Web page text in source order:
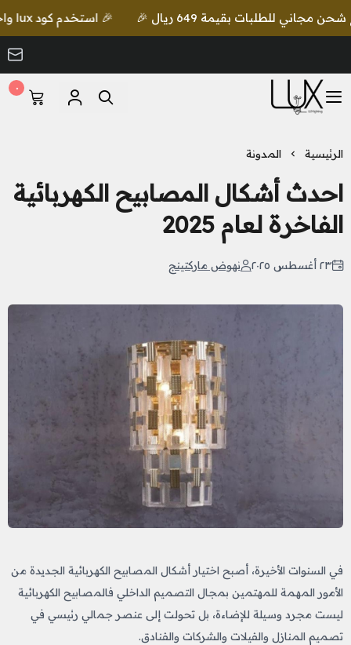
🎉 استخدم كود lux واحصل على خصم إضافي مع شحن مجاني للطلبات بقيمة 649 ريال 🎉
LUX Lighting
٠
الرئيسية المدونة
احدث أشكال المصابيح الكهربائية
الفاخرة لعام 2025
٢٣ أغسطس ٢٠٢٥ نهوض ماركتينج
في السنوات الأخيرة، أصبح اختيار أشكال المصابيح الكهربائية الجديدة من
الأمور المهمة للمهتمين بمجال التصميم الداخلي فالمصابيح الكهربائية
ليست مجرد وسيلة للإضاءة، بل تحولت إلى عنصر جمالي رئيسي في
تصميم المنازل والفيلات والشركات والفنادق.